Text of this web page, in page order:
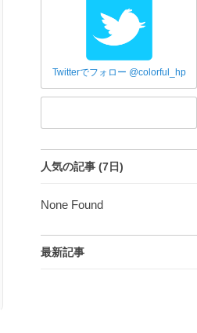
Twitterでフォロー @colorful_hp
人気の記事 (7日)
None Found
最新記事